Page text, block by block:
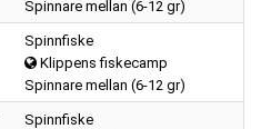
Spinnare mellan (6-12 gr)
Spinnfiske
Klippens fiskecamp
Spinnare mellan (6-12 gr)
Spinnfiske